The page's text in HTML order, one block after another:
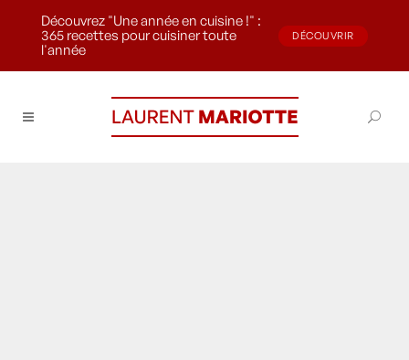
Découvrez "Une année en cuisine !" :
365 recettes pour cuisiner toute
l'année
DÉCOUVRIR